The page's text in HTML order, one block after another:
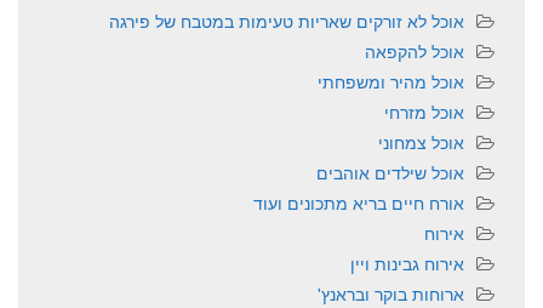
אוכל לא זורקים שאריות טעימות במטבח של פירגה
אוכל להקפאה
אוכל מהיר ומשפחתי
אוכל מזרחי
אוכל צמחוני
אוכל שילדים אוהבים
אורח חיים בריא מתכונים ועוד
אירוח
אירוח גבינות ויין
ארוחות בוקר ובראנץ'